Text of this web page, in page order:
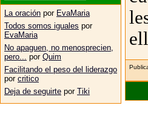
La oración por EvaMaria
Todos somos iguales por
EvaMaria
No apaguen, no menosprecien,
pero...
por Quim
Facilitando el peso del liderazgo
por critico
Deja de seguirte por Tiki